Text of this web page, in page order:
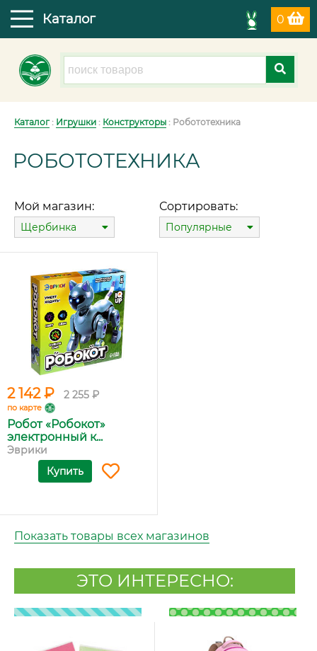
0
Каталог
Каталог: Игрушки : Конструкторы : Робототехника
РОБОТОТЕХНИКА
Мой магазин:
Щербинка
Сортировать:
Популярные
2 142 ₽ 2 255 ₽
по карте
Робот «Робокот»
электронный к...
Эврики
Купить
Показать товары всех магазинов
ЭТО ИНТЕРЕСНО: